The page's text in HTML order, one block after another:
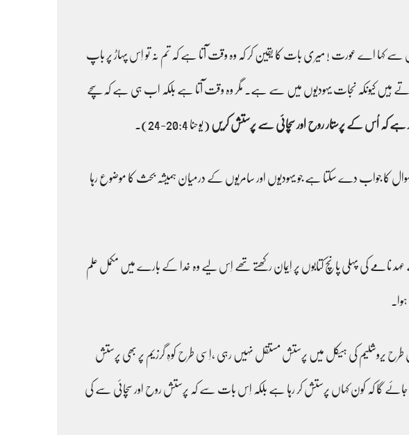
سے کہا اے عورت ! میری بات کا یقین کر کہ وہ وقت آتا ہے کہ تم نہ تو اِس پہاڑ پر باپ
ہیں کیونکہ نجات یہودیوں میں سے ہے۔ مگر وہ وقت آتا ہے بلکہ اب ہی ہے کہ سچے
ہے کہ اُس کے پرستار روح اور سچائی سے پرستش کریں (یوحنا 20:4-24)۔
کا جواب دے سکتا ہے جو یہودیوں اور سامریوں کے درمیان ہمیشہ بحث کا موضوع رہا
کی پہلی پانچ کتابوں پر اِیمان رکھتے تھے اِس لیے وہ خدا کے بارے میں مکمل علم
یروشلیم کی ہیکل میں پرستش مستقل نہیں رہی ،اِسی طرح کوہِ گرزیم پر بھی پرستش
گا کہ کون کہاں پرستش کر رہا ہے بلکہ اِس بات سے کہ پرستش روح اور سچائی سے کی